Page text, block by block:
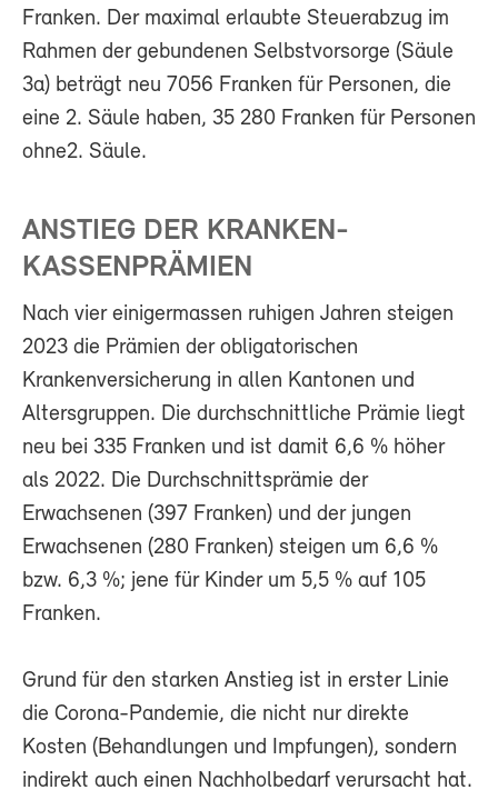
Franken. Der maximal erlaubte Steuerabzug im
Rahmen der gebundenen Selbstvorsorge (Säule
3a) beträgt neu 7056 Franken für Personen, die
eine 2. Säule haben, 35 280 Franken für Personen
ohne2. Säule.
ANSTIEG DER KRANKEN-
KASSENPRÄMIEN
Nach vier einigermassen ruhigen Jahren steigen
2023 die Prämien der obligatorischen
Krankenversicherung in allen Kantonen und
Altersgruppen. Die durchschnittliche Prämie liegt
neu bei 335 Franken und ist damit 6,6 % höher
als 2022. Die Durchschnittsprämie der
Erwachsenen (397 Franken) und der jungen
Erwachsenen (280 Franken) steigen um 6,6 %
bzw. 6,3 %; jene für Kinder um 5,5 % auf 105
Franken.
Grund für den starken Anstieg ist in erster Linie
die Corona-Pandemie, die nicht nur direkte
Kosten (Behandlungen und Impfungen), sondern
indirekt auch einen Nachholbedarf verursacht hat.